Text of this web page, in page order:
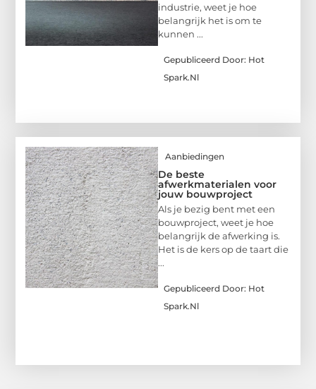
industrie, weet je hoe
belangrijk het is om te
kunnen ...
Gepubliceerd Door: Hot
Spark.nl
Aanbiedingen
De beste
afwerkmaterialen voor
jouw bouwproject
Als je bezig bent met een
bouwproject, weet je hoe
belangrijk de afwerking is.
Het is de kers op de taart die
...
Gepubliceerd Door: Hot
Spark.nl